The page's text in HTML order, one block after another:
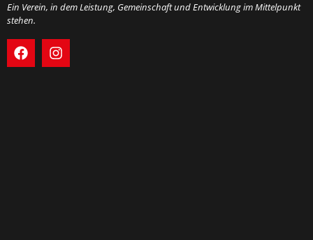
Ein Verein, in dem Leistung, Gemeinschaft und Entwicklung im Mittelpunkt
stehen.